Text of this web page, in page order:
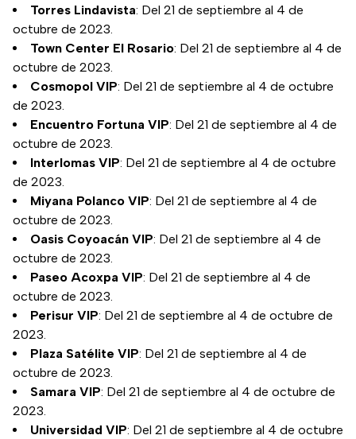
Torres Lindavista: Del 21 de septiembre al 4 de
octubre de 2023.
Town Center El Rosario: Del 21 de septiembre al 4 de
octubre de 2023.
Cosmopol VIP: Del 21 de septiembre al 4 de octubre
de 2023.
Encuentro Fortuna VIP: Del 21 de septiembre al 4 de
octubre de 2023.
Interlomas VIP: Del 21 de septiembre al 4 de octubre
de 2023.
Miyana Polanco VIP: Del 21 de septiembre al 4 de
octubre de 2023.
Oasis Coyoacán VIP: Del 21 de septiembre al 4 de
octubre de 2023.
Paseo Acoxpa VIP: Del 21 de septiembre al 4 de
octubre de 2023.
Perisur VIP: Del 21 de septiembre al 4 de octubre de
2023.
Plaza Satélite VIP: Del 21 de septiembre al 4 de
octubre de 2023.
Samara VIP: Del 21 de septiembre al 4 de octubre de
2023.
Universidad VIP: Del 21 de septiembre al 4 de octubre